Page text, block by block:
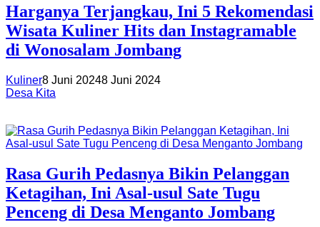
Harganya Terjangkau, Ini 5 Rekomendasi
Wisata Kuliner Hits dan Instagramable
di Wonosalam Jombang
Kuliner8 Juni 20248 Juni 2024
Desa Kita
Rasa Gurih Pedasnya Bikin Pelanggan
Ketagihan, Ini Asal-usul Sate Tugu
Penceng di Desa Menganto Jombang